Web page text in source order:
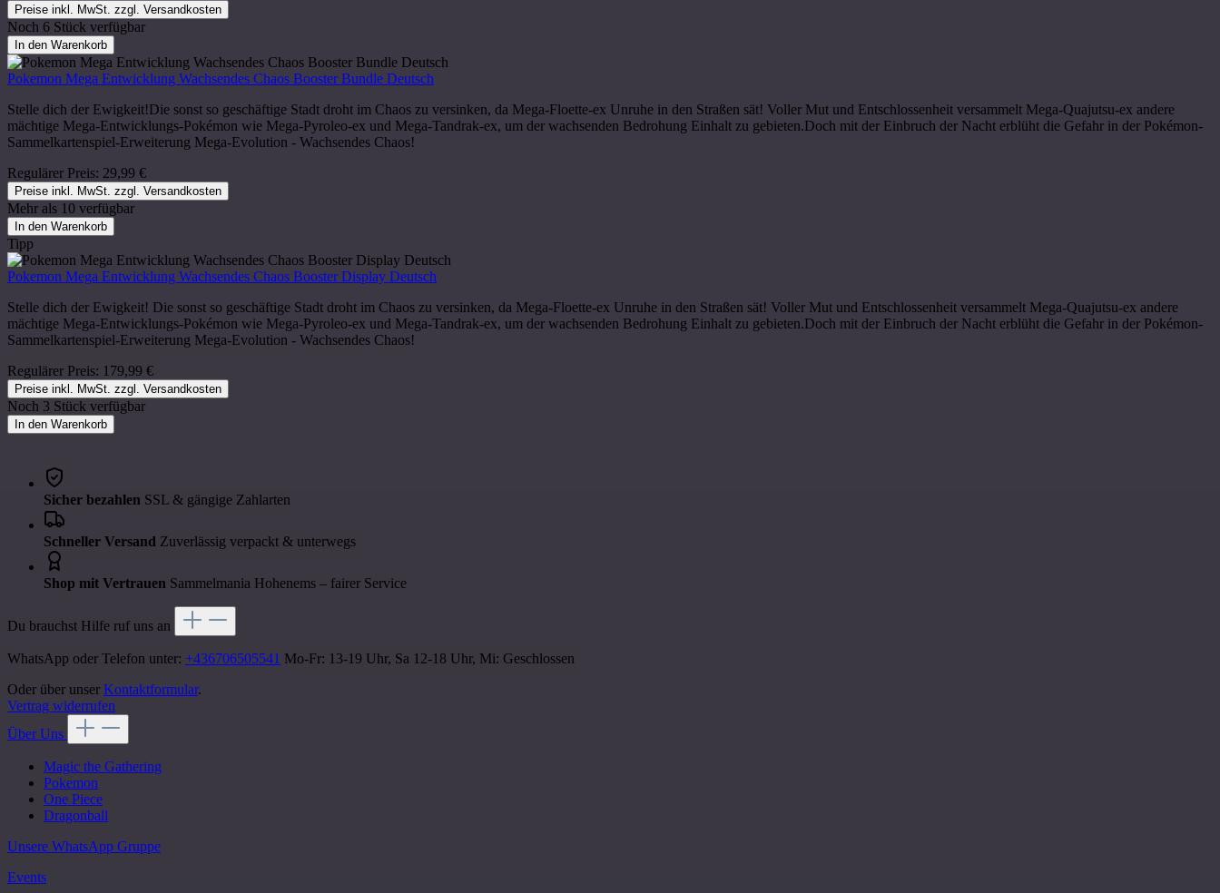
Preise inkl. MwSt. zzgl. Versandkosten
Noch 6 Stück verfügbar
In den Warenkorb
Pokemon Mega Entwicklung Wachsendes Chaos Booster Bundle Deutsch
Stelle dich der Ewigkeit!Die sonst so geschäftige Stadt droht im Chaos zu versinken, da Mega-Floette-ex Unruhe in den Straßen sät! Voller Mut und Entschlossenheit versammelt Mega-Quajutsu-ex andere
mächtige Mega-Entwicklungs-Pokémon wie Mega-Pyroleo-ex und Mega-Tandrak-ex, um der wachsenden Bedrohung Einhalt zu gebieten.Doch mit der Einbruch der Nacht erblüht die Gefahr in der Pokémon-
Sammelkartenspiel-Erweiterung Mega-Evolution - Wachsendes Chaos!
Regulärer Preis: 29,99 €
Preise inkl. MwSt. zzgl. Versandkosten
Mehr als 10 verfügbar
In den Warenkorb
Tipp
Pokemon Mega Entwicklung Wachsendes Chaos Booster Display Deutsch
Stelle dich der Ewigkeit! Die sonst so geschäftige Stadt droht im Chaos zu versinken, da Mega-Floette-ex Unruhe in den Straßen sät! Voller Mut und Entschlossenheit versammelt Mega-Quajutsu-ex andere
mächtige Mega-Entwicklungs-Pokémon wie Mega-Pyroleo-ex und Mega-Tandrak-ex, um der wachsenden Bedrohung Einhalt zu gebieten.Doch mit der Einbruch der Nacht erblüht die Gefahr in der Pokémon-
Sammelkartenspiel-Erweiterung Mega-Evolution - Wachsendes Chaos!
Regulärer Preis: 179,99 €
Preise inkl. MwSt. zzgl. Versandkosten
Noch 3 Stück verfügbar
In den Warenkorb
Sicher bezahlen SSL & gängige Zahlarten
Schneller Versand Zuverlässig verpackt & unterwegs
Shop mit Vertrauen Sammelmania Hohenems – fairer Service
Du brauchst Hilfe ruf uns an
WhatsApp oder Telefon unter: +436706505541 Mo-Fr: 13-19 Uhr, Sa 12-18 Uhr, Mi: Geschlossen
Oder über unser Kontaktformular.
Vertrag widerrufen
Über Uns
Magic the Gathering
Pokemon
One Piece
Dragonball
Unsere WhatsApp Gruppe
Events